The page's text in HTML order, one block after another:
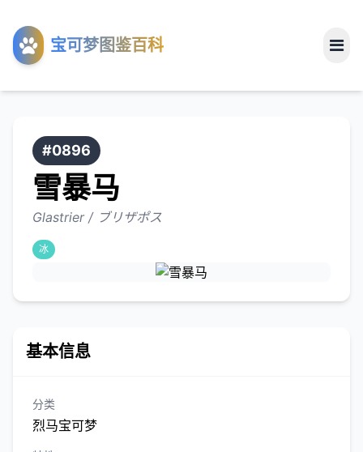
宝可梦图鉴百科
工具
关于
#0896
雪暴马
Glastrier / ブリザポス
冰
基本信息
分类
烈马宝可梦